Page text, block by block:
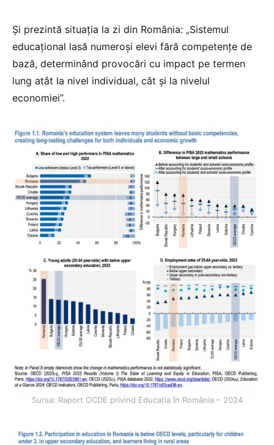
Și prezintă situația la zi din România: „Sistemul
educațional lasă numeroși elevi fără competențe de
bază, determinând provocări cu impact pe termen
lung atât la nivel individual, cât și la nivelul
economiei”.
Sursa: Raport OCDE privind Educația în România – 2024